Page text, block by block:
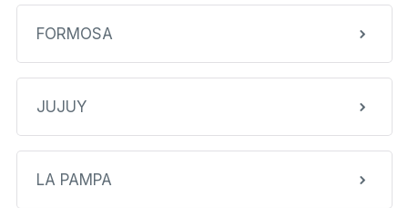
FORMOSA
JUJUY
LA PAMPA